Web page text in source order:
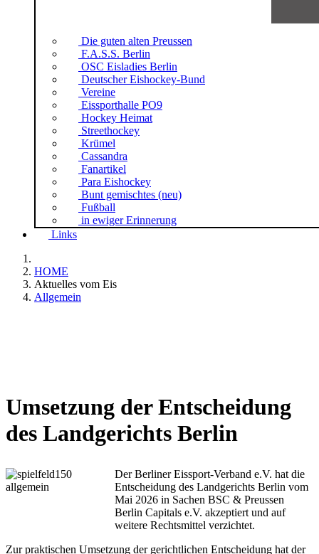
Die guten alten Preussen
F.A.S.S. Berlin
OSC Eisladies Berlin
Deutscher Eishockey-Bund
Vereine
Eissporthalle PO9
Hockey Heimat
Streethockey
Krümel
Cassandra
Fanartikel
Para Eishockey
Bunt gemischtes (neu)
Fußball
in ewiger Erinnerung
Links
HOME
Aktuelles vom Eis
Allgemein
Umsetzung der Entscheidung
des Landgerichts Berlin
Der Berliner Eissport-Verband e.V. hat die
Entscheidung des Landgerichts Berlin vom
Mai 2026 in Sachen BSC & Preussen
Berlin Capitals e.V. akzeptiert und auf
weitere Rechtsmittel verzichtet.
Zur praktischen Umsetzung der gerichtlichen Entscheidung hat der